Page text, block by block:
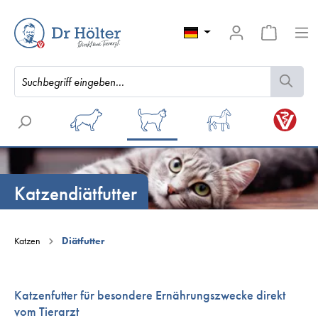
Katzendiätfutter
Katzen Diätfutter
Katzenfutter für besondere Ernährungszwecke direkt
vom Tierarzt